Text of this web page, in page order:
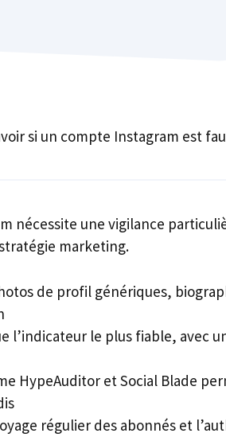
si un compte Instagram est
nécessite une vigilance
marketing.
de profil génériques,
l’indicateur le plus fiable, avec
HypeAuditor et Social Blade
régulier des abonnés et